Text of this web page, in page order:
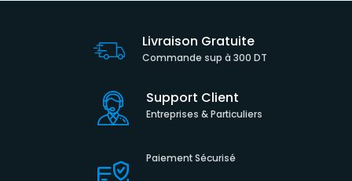
Livraison Gratuite
Commande sup à 300 DT
Support Client
Entreprises & Particuliers
Paiement Sécurisé